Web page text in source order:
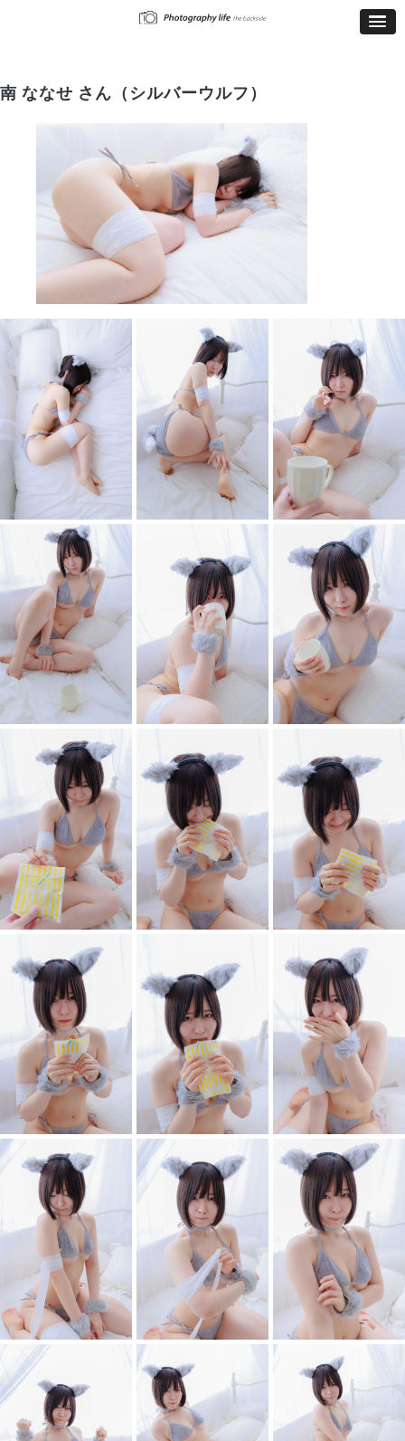
南 ななせ さん（シルバーウルフ）